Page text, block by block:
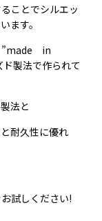
ことでシルエッ
ます。
”made in
製法で作られて
法と
耐久性に優れ
試しください!